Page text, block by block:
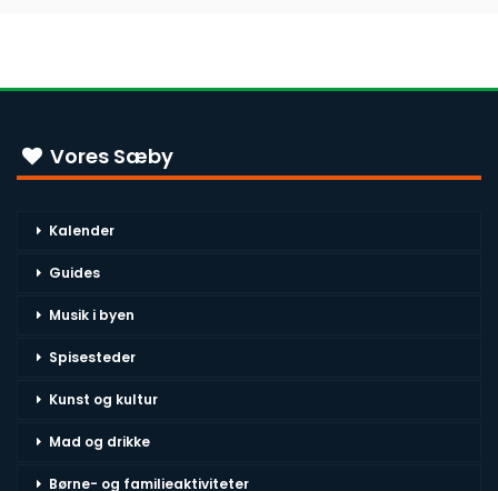
Vores Sæby
Kalender
Guides
Musik i byen
Spisesteder
Kunst og kultur
Mad og drikke
Børne- og familieaktiviteter